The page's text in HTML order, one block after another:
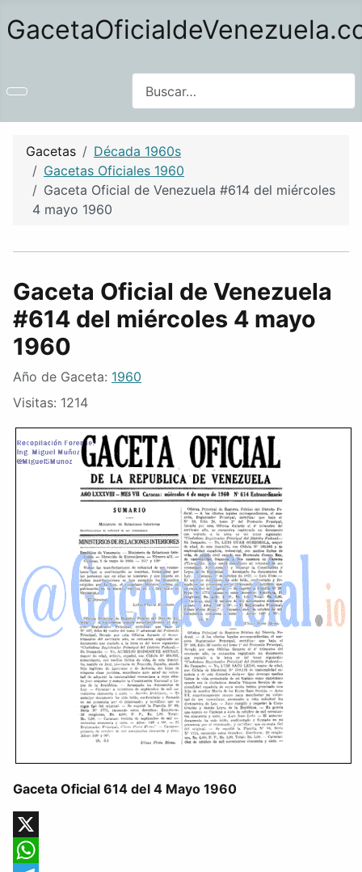
Gacetas
Década 1960s
Gacetas Oficiales 1960
Gaceta Oficial de Venezuela #614 del miércoles
4 mayo 1960
Gaceta Oficial de Venezuela
#614 del miércoles 4 mayo
1960
Año de Gaceta: 1960
Visitas: 1214
Gaceta Oficial 614 del 4 Mayo 1960
X